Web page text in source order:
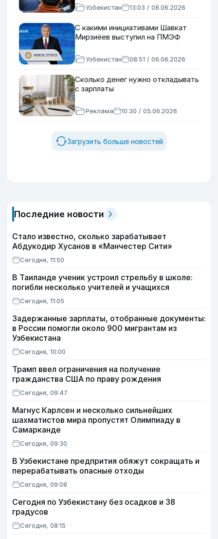
Узбекистан 13:03 / 08.06.2026
С какими инициативами Шавкат
Мирзиёев выступил на ПМЭФ
Узбекистан 08:51 / 06.06.2026
Сколько денег нужно откладывать
с зарплаты
Реклама 10:30 / 05.06.2026
Загрузить больше новостей
Последние новости
Стало известно, сколько зарабатывает
Абдукодир Хусанов в «Манчестер Сити»
Сегодня, 11:50
В Таиланде ученик устроил стрельбу в школе:
погибли несколько учителей и учащихся
Сегодня, 11:05
Задержанные зарплаты, отобранные документы:
в России помогли около 900 мигрантам из
Узбекистана
Сегодня, 10:00
Трамп ввел ограничения на получение
гражданства США по праву рождения
Сегодня, 09:47
Магнус Карлсен и несколько сильнейших
шахматистов мира пропустят Олимпиаду в
Самарканде
Сегодня, 09:30
В Узбекистане предпрития обяжут сокращать и
перерабатывать опасные отходы
Сегодня, 09:08
Сегодня по Узбекистану без осадков и 38
градусов
Сегодня, 08:15